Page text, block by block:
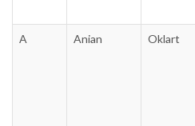
A Anian Oklart